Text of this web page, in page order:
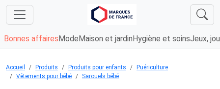
Bonnes affaires Mode Maison et jardin Hygiène et soinsJeux,
Accueil Produits Produits pour enfants
Puériculture
Vêtements pour bébé
Sarouels bébé